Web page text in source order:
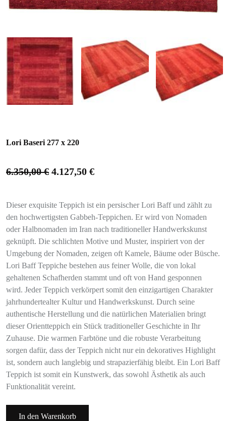
Lori Baseri 277 x 220
6.350,00€ 4.127,50 €
Dieser exquisite Teppich ist ein persischer Lori Baff und zählt zu
den hochwertigsten Gabbeh-Teppichen. Er wird von Nomaden
oder Halbnomaden im Iran nach traditioneller Handwerkskunst
geknüpft. Die schlichten Motive und Muster, inspiriert von der
Umgebung der Nomaden, zeigen oft Kamele, Bäume oder Büsche.
Lori Baff Teppiche bestehen aus feiner Wolle, die von lokal
gehaltenen Schafherden stammt und oft von Hand gesponnen
wird. Jeder Teppich verkörpert somit den einzigartigen Charakter
jahrhundertealter Kultur und Handwerkskunst. Durch seine
authentische Herstellung und die natürlichen Materialien bringt
dieser Orientteppich ein Stück traditioneller Geschichte in Ihr
Zuhause. Die warmen Farbtöne und die robuste Verarbeitung
sorgen dafür, dass der Teppich nicht nur ein dekoratives Highlight
ist, sondern auch langlebig und strapazierfähig bleibt. Ein Lori Baff
Teppich ist somit ein Kunstwerk, das sowohl Ästhetik als auch
Funktionalität vereint.
In den Warenkorb